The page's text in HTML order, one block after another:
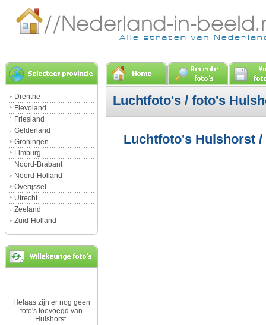
Drenthe
Flevoland
Friesland
Gelderland
Groningen
Limburg
Noord-Brabant
Noord-Holland
Overijssel
Utrecht
Zeeland
Zuid-Holland
Helaas zijn er nog geen
foto's toevoegd van
Hulshorst.
Luchtfoto's / foto's
Luchtfoto's Hulshorst